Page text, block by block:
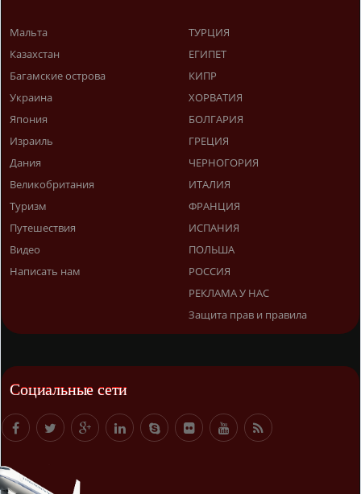
Мальта
Казахстан
Багамские острова
Украина
Япония
Израиль
Дания
Великобритания
Туризм
Путешествия
Видео
Написать нам
ТУРЦИЯ
ЕГИПЕТ
КИПР
ХОРВАТИЯ
БОЛГАРИЯ
ГРЕЦИЯ
ЧЕРНОГОРИЯ
ИТАЛИЯ
ФРАНЦИЯ
ИСПАНИЯ
ПОЛЬША
РОССИЯ
РЕКЛАМА У НАС
Защита прав и правила
Социальные сети